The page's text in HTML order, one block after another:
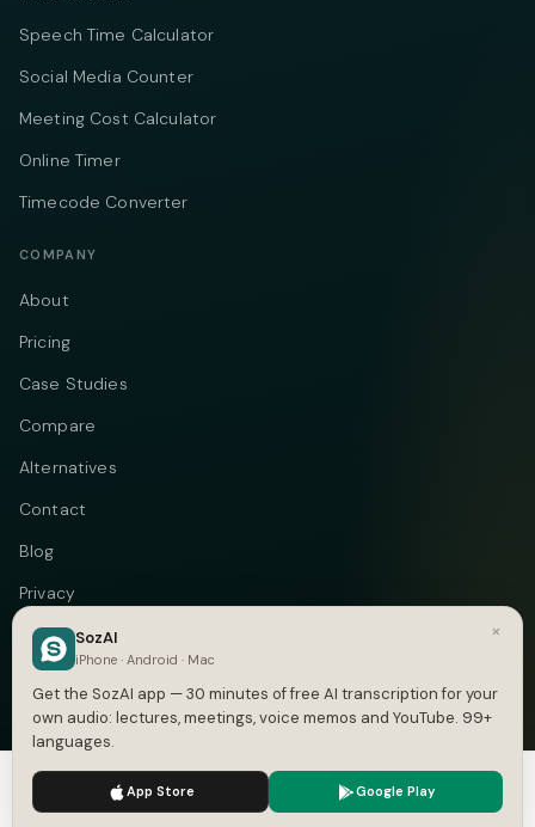
Speech Time Calculator
Social Media Counter
Meeting Cost Calculator
Online Timer
Timecode Converter
COMPANY
About
Pricing
Case Studies
Compare
Alternatives
Contact
Blog
Privacy
Terms
DMCA
© 2026 Vastflow. All rights reserved. TelegramInstagram
We use cookies to enhance your experience.
×
SozAI
iPhone · Android · Mac
Get the SozAI app — 30 minutes of free AI transcription for your
own audio: lectures, meetings, voice memos and YouTube. 99+
languages.
App Store Google Play